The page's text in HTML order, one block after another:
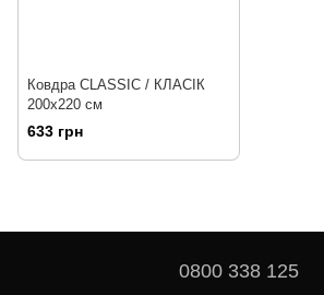
Ковдра CLASSIC / КЛАСІК
200х220 см
633 грн
0800 338 125